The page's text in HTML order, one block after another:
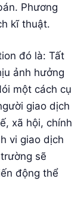
Phương
kĩ thuật.
đó là: Tất
ảnh hưởng
một cách cụ
giao dịch
xã hội, chính
vi giao dịch
sẽ
động thể